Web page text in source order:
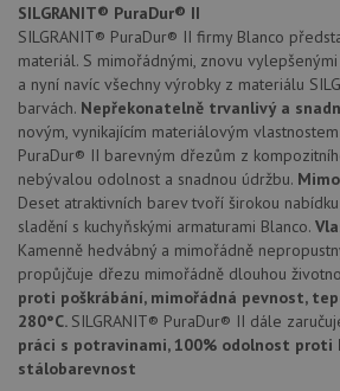
SILGRANIT® PuraDur® II
SILGRANIT® PuraDur® II firmy Blanco
materiál. S mimořádnými, znovu
a nyní navíc všechny výrobky z materiálu
barvách. Nepřekonatelně trvanlivý a
novým, vynikajícím materiálovým
PuraDur® II barevným dřezům z
nebývalou odolnost a snadnou údržbu.
Deset atraktivních barev tvoří širokou
sladění s kuchyňskými armaturami Blanco.
Kamenně hedvábný a mimořádně
propůjčuje dřezu mimořádně dlouhou
proti poškrábání, mimořádná pevnost,
280°C. SILGRANIT® PuraDur® II dále
práci s potravinami, 100% odolnost proti
stálobarevnost
AWSALBCORS
zásadách ochrany soukromí